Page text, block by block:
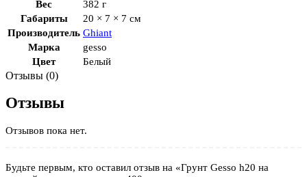
Вес
382 г
Габариты
20 × 7 × 7 см
Производитель Ghiant
Марка
gesso
Цвет
Белый
Отзывы (0)
Отзывы
Отзывов пока нет.
Будьте первым, кто оставил отзыв на «Грунт Gesso h20 на